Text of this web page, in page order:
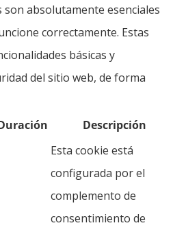
son absolutamente esenciales
correctamente. Estas
básicas y
del sitio web, de forma
Descripción
Esta cookie está
configurada por el
complemento de
consentimiento de